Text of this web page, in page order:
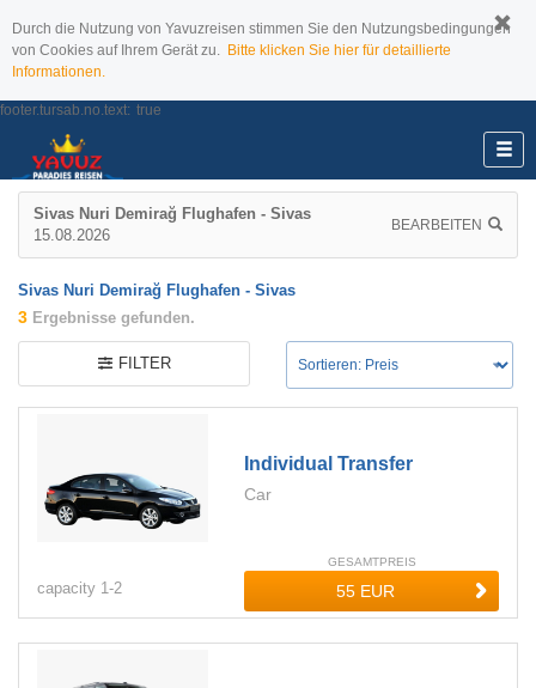
Durch die Nutzung von Yavuzreisen stimmen Sie den Nutzungsbedingungen
von Cookies auf Ihrem Gerät zu. Bitte klicken Sie hier für detaillierte
Informationen.
footer.tursab.no.text: true
Sivas Nuri Demirağ Flughafen - Sivas
15.08.2026
BEARBEITEN
Sivas Nuri Demirağ Flughafen - Sivas
3 Ergebnisse gefunden.
FILTER
Individual Transfer
Car
capacity 1-2
GESAMTPREIS